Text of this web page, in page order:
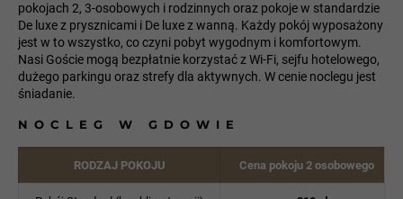
pokojach 2, 3-osobowych i rodzinnych oraz pokoje w standardzie
De luxe z prysznicami i De luxe z wanną. Każdy pokój wyposażony
jest w to wszystko, co czyni pobyt wygodnym i komfortowym.
Nasi Goście mogą bezpłatnie korzystać z Wi-Fi, sejfu hotelowego,
dużego parkingu oraz strefy dla aktywnych. W cenie noclegu jest
śniadanie.
NOCLEG W GDOWIE
RODZAJ POKOJU Cena pokoju 2 osobowego